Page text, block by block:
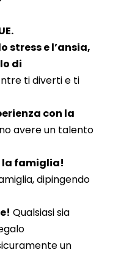
stress e l’ansia,
di
ti diverti e ti
con la
avere un talento
famiglia!
dipingendo
Qualsiasi sia
un